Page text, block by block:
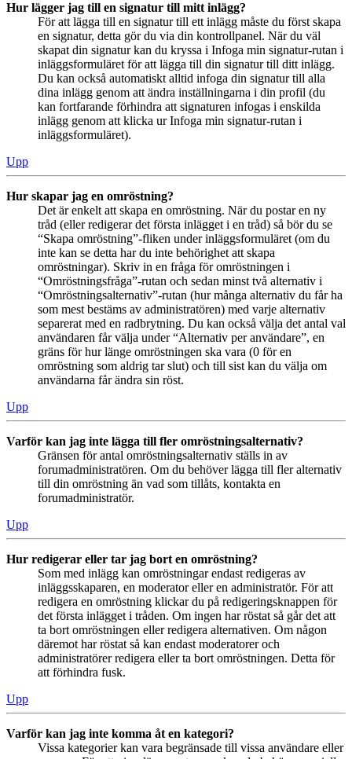
Hur lägger jag till en signatur till mitt inlägg?
För att lägga till en signatur till ett inlägg måste du först skapa
en signatur, detta gör du via din kontrollpanel. När du väl
skapat din signatur kan du kryssa i Infoga min signatur-rutan i
inläggsformuläret för att lägga till din signatur till ditt inlägg.
Du kan också automatiskt alltid infoga din signatur till alla
dina inlägg genom att ändra inställningarna i din profil (du
kan fortfarande förhindra att signaturen infogas i enskilda
inlägg genom att klicka ur Infoga min signatur-rutan i
inläggsformuläret).
Upp
Hur skapar jag en omröstning?
Det är enkelt att skapa en omröstning. När du postar en ny
tråd (eller redigerar det första inlägget i en tråd) så bör du se
“Skapa omröstning”-fliken under inläggsformuläret (om du
inte kan se detta har du inte behörighet att skapa
omröstningar). Skriv in en fråga för omröstningen i
“Omröstningsfråga”-rutan och sedan minst två alternativ i
“Omröstningsalternativ”-rutan (hur många alternativ du får ha
som mest bestäms av administratören) med varje alternativ
separerat med en radbrytning. Du kan också välja det antal val
användaren får välja under “Alternativ per användare”, en
gräns för hur länge omröstningen ska vara (0 för en
omröstning som aldrig tar slut) och till sist kan du välja om
användarna får ändra sin röst.
Upp
Varför kan jag inte lägga till fler omröstningsalternativ?
Gränsen för antal omröstningsalternativ ställs in av
forumadministratören. Om du behöver lägga till fler alternativ
till din omröstning än vad som tillåts, kontakta en
forumadministratör.
Upp
Hur redigerar eller tar jag bort en omröstning?
Som med inlägg kan omröstningar endast redigeras av
inläggsskaparen, en moderator eller en administratör. För att
redigera en omröstning klickar du på redigeringsknappen för
det första inlägget i tråden. Om ingen har röstat så går det att
ta bort omröstningen eller redigera alternativen. Om någon
däremot har röstat så kan endast moderatorer och
administratörer redigera eller ta bort omröstningen. Detta för
att förhindra fusk.
Upp
Varför kan jag inte komma åt en kategori?
Vissa kategorier kan vara begränsade till vissa användare eller